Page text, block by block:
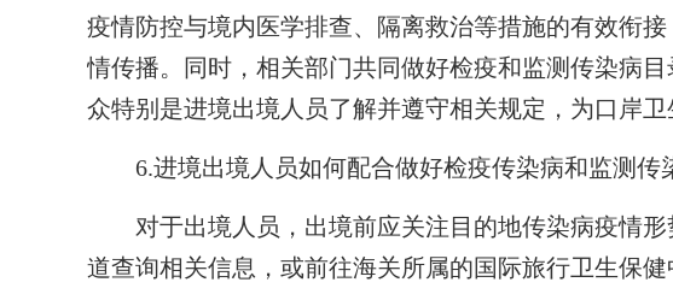
疫情防控与境内医学排查、隔离救治等措施的有效衔
情传播。同时，相关部门共同做好检疫和监测传染病
众特别是进境出境人员了解并遵守相关规定，为口岸卫
6.进境出境人员如何配合做好检疫传染病和监测传
对于出境人员，出境前应关注目的地传染病疫情形
道查询相关信息，或前往海关所属的国际旅行卫生保